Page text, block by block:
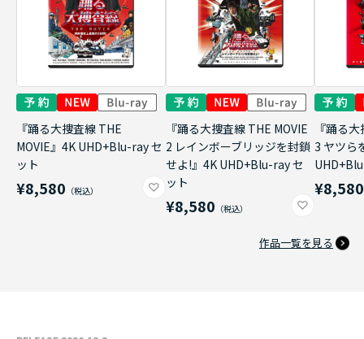
『踊る大捜査線 THE
MOVIE』4K UHD+Blu-ray セ
ット
¥8,580
『踊る大捜査線 THE MOVIE
2 レインボーブリッジを封鎖
せよ!』4K UHD+Blu-ray セ
ット
¥8,580
『踊る
3 ヤツら
¥8,580
作品一覧を見る